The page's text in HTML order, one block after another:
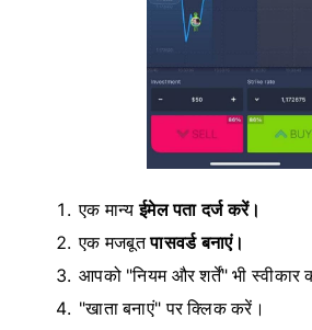
एक मान्यईमेल पता दर्ज करें।
एक मजबूतपासवर्ड बनाएं।
आपको "नियम और शर्तें" भी स्वीकार
"खाता बनाएं" पर क्लिक करें।